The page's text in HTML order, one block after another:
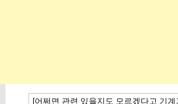
[어쩌면 관련 있을지도 모르겠다고 기